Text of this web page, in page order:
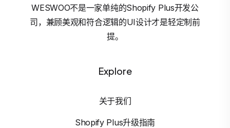
WESWOO不是一家单纯的Shopify Plus开发公
司，兼顾美观和符合逻辑的UI设计才是轻定制前
提。
Explore
关于我们
Shopify Plus升级指南